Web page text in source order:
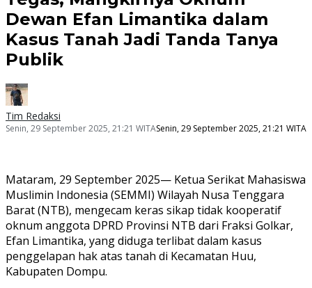
Dewan Efan Limantika dalam
Kasus Tanah Jadi Tanda Tanya
Publik
Tim Redaksi
Senin, 29 September 2025, 21:21 WITASenin, 29 September 2025, 21:21 WITA
Mataram, 29 September 2025— Ketua Serikat Mahasiswa
Muslimin Indonesia (SEMMI) Wilayah Nusa Tenggara
Barat (NTB), mengecam keras sikap tidak kooperatif
oknum anggota DPRD Provinsi NTB dari Fraksi Golkar,
Efan Limantika, yang diduga terlibat dalam kasus
penggelapan hak atas tanah di Kecamatan Huu,
Kabupaten Dompu.